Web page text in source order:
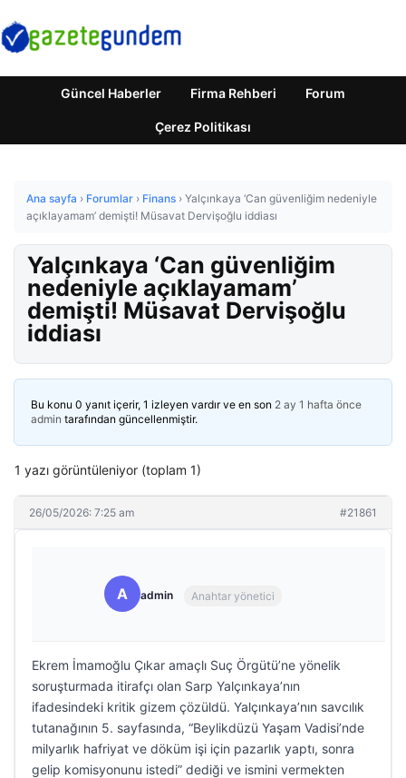
Güncel Haberler Firma Rehberi Forum
Çerez Politikası
Ana sayfa › Forumlar › Finans › Yalçınkaya ‘Can güvenliğim nedeniyle
açıklayamam’ demişti! Müsavat Dervişoğlu iddiası
Yalçınkaya ‘Can güvenliğim
nedeniyle açıklayamam’
demişti! Müsavat Dervişoğlu
iddiası
Bu konu 0 yanıt içerir, 1 izleyen vardır ve en son 2 ay 1 hafta önce
admin tarafından güncellenmiştir.
1 yazı görüntüleniyor (toplam 1)
26/05/2026: 7:25 am #21861
A admin Anahtar yönetici
Ekrem İmamoğlu Çıkar amaçlı Suç Örgütü’ne yönelik
soruşturmada itirafçı olan Sarp Yalçınkaya’nın
ifadesindeki kritik gizem çözüldü. Yalçınkaya’nın savcılık
tutanağının 5. sayfasında, “Beylikdüzü Yaşam Vadisi’nde
milyarlık hafriyat ve döküm işi için pazarlık yaptı, sonra
gelip komisyonunu istedi” dediği ve ismini vermekten